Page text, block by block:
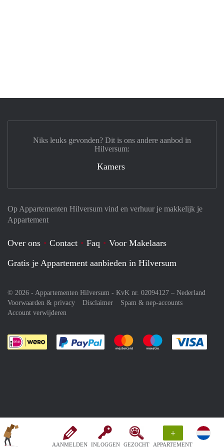
AANMELDEN INLOGGEN GEZOCHT
+
APPARTEMENT
Op Appartementen Hilversum vind en verhuur je makkelijk je
Appartement
Over ons Contact Faq
Voor Makelaars
Gratis je Appartement aanbieden in Hilversum
© 2026 - Appartementen Hilversum - KvK nr. 02094127 – Nederland
Voorwaarden & privacy
Disclaimer
Spam & nep-accounts
Account verwijderen
Je rekent gemakkelijk af met Paypal
Je rekent gemakkelijk af met
Je rekent
Niks leuks gevonden? Dit is ons andere aanbod in
Hilversum:
Kamers